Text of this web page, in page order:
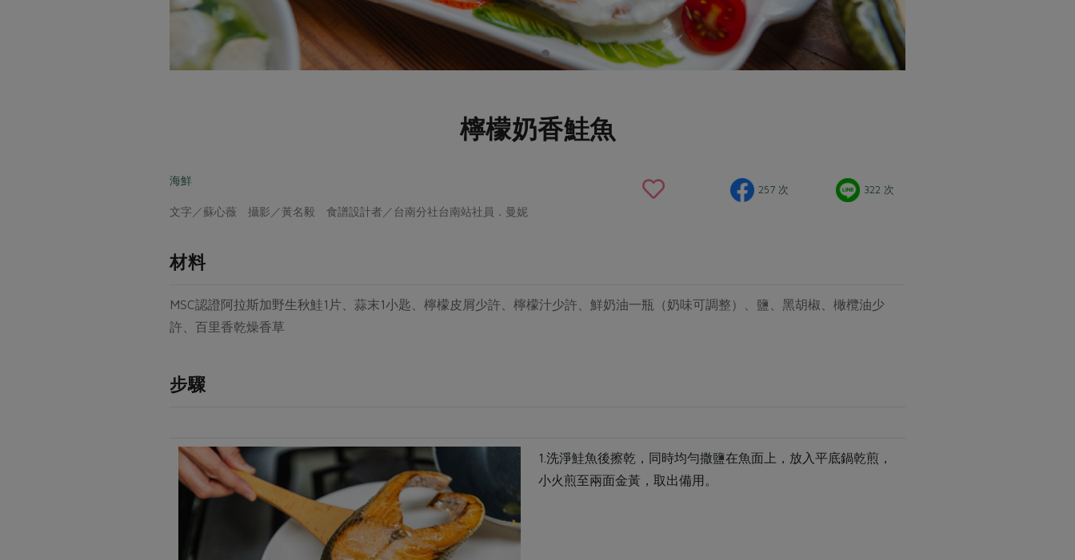
檸檬奶香鮭魚
海鮮
文字／蘇心薇 攝影／黃名毅 食譜設計者／台南分社台南站社員．曼妮
257 次 322 次
材料
MSC認證阿拉斯加野生秋鮭1片、蒜末1小匙、檸檬皮屑少許、檸檬汁少許、鮮奶油一瓶（奶味可調整）、鹽、黑胡椒、橄欖油少
許、百里香乾燥香草
步驟
1.洗淨鮭魚後擦乾，同時均勻撒鹽在魚面上，放入平底鍋乾煎，
小火煎至兩面金黃，取出備用。